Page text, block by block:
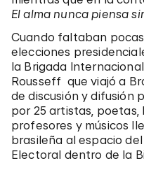
El alma nunca piensa
Cuando faltaban
elecciones
la Brigada
Rousseff que viajó a
de discusión y difusión
por 25 artistas,
profesores y músicos
brasileña al espacio
Electoral dentro de la